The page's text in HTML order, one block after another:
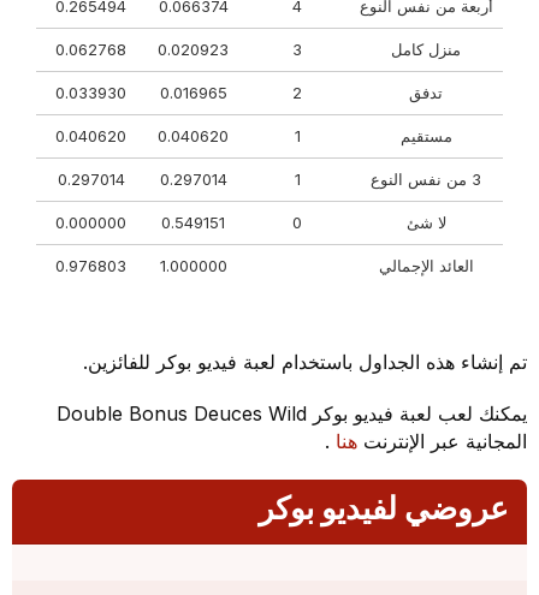
أربعة من نفس النوع 0.066374
0.265494
منزل كامل 0.020923
0.062768
تدفق 0.016965
0.033930
مستقيم 0.040620
0.040620
0.297014
0.297014
لا شئ 0.549151
0.000000
العائد الإجمالي 1.000000
0.976803
تم إنشاء هذه الجداول باستخدام لعبة فيديو بوكر للفائزين.
يمكنك لعب لعبة فيديو بوكر Double Bonus Deuces Wild
المجانية عبر الإنترنتهنا.
عروضي لفيديو بوكر